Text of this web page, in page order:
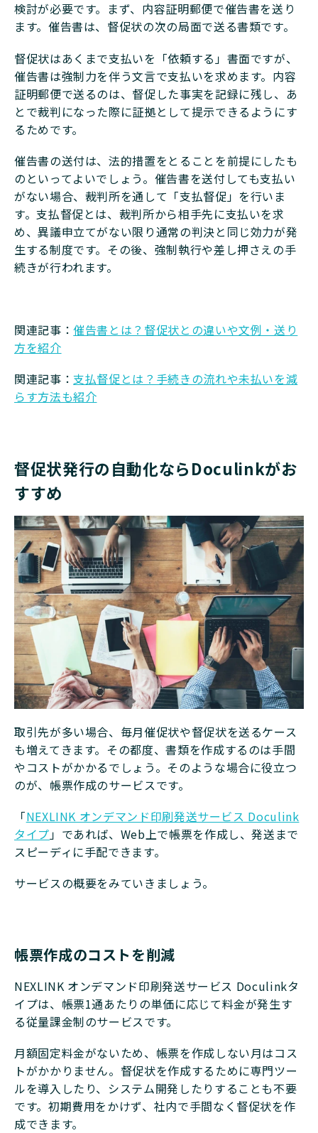
検討が必要です。まず、内容証明郵便で催告書を送り
ます。催告書は、督促状の次の局面で送る書類です。
督促状はあくまで支払いを「依頼する」書面ですが、
催告書は強制力を伴う文言で支払いを求めます。内容
証明郵便で送るのは、督促した事実を記録に残し、あ
とで裁判になった際に証拠として提示できるようにす
るためです。
催告書の送付は、法的措置をとることを前提にしたも
のといってよいでしょう。催告書を送付しても支払い
がない場合、裁判所を通して「支払督促」を行いま
す。支払督促とは、裁判所から相手先に支払いを求
め、異議申立てがない限り通常の判決と同じ効力が発
生する制度です。その後、強制執行や差し押さえの手
続きが行われます。
関連記事：催告書とは？督促状との違いや文例・送り
方を紹介
関連記事：支払督促とは？手続きの流れや未払いを減
らす方法も紹介
督促状発行の自動化ならDoculinkがお
すすめ
取引先が多い場合、毎月催促状や督促状を送るケース
も増えてきます。その都度、書類を作成するのは手間
やコストがかかるでしょう。そのような場合に役立つ
のが、帳票作成のサービスです。
「NEXLINK オンデマンド印刷発送サービス Doculink
タイプ 」であれば、Web上で帳票を作成し、発送まで
スピーディに手配できます。
サービスの概要をみていきましょう。
帳票作成のコストを削減
NEXLINK オンデマンド印刷発送サービス Doculinkタ
イプは、帳票1通あたりの単価に応じて料金が発生す
る従量課金制のサービスです。
月額固定料金がないため、帳票を作成しない月はコス
トがかかりません。督促状を作成するために専門ツー
ルを導入したり、システム開発したりすることも不要
です。初期費用をかけず、社内で手間なく督促状を作
成できます。